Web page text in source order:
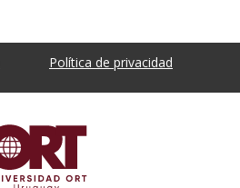
Política de privacidad